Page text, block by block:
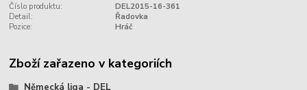
Číslo produktu:
DEL2015-16-361
Detail:
Řadovka
Pozice:
Hráč
Zboží zařazeno v kategoriích
Německá liga - DEL